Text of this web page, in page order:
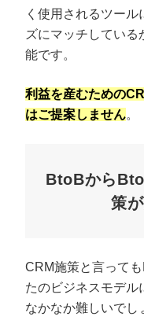
く使用されるツー
ズにマッチしてい
能です。
利益を産むための
はご提案しません。
BtoBから
策
CRM施策と言って
たのビジネスモデル
なかなか難しいでし